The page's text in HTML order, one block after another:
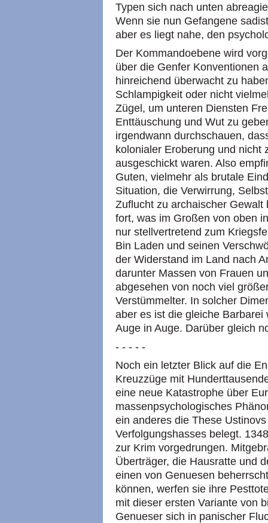
Typen sich nach unten
Wenn sie nun Gefangene
aber es liegt nahe, den
Der Kommandoebene wird
über die Genfer Konventionen
hinreichend überwacht zu
Schlampigkeit oder nicht
Zügel, um unteren Diensten
Enttäuschung und Wut zu
irgendwann durchschauen,
kolonialer Eroberung und nicht
ausgeschickt waren. Also
Guten, vielmehr als brutale
Situation, die Verwirrung,
Zuflucht zu archaischer
fort, was im Großen von oben
nur stellvertretend zum
Bin Laden und seinen
der Widerstand im Land nach
darunter Massen von Frauen
abgesehen von noch viel
Verstümmelter. In solcher
aber es ist die gleiche
Auge in Auge. Darüber gleich
- - - - -
Noch ein letzter Blick auf die
Kreuzzüge mit
eine neue Katastrophe über
massenpsychologisches
ein anderes die These
Verfolgungshasses belegt.
zur Krim vorgedrungen.
Überträger, die Hausratte und
einen von Genuesen
können, werfen sie ihre
mit dieser ersten Variante von
Genueser sich in panischer